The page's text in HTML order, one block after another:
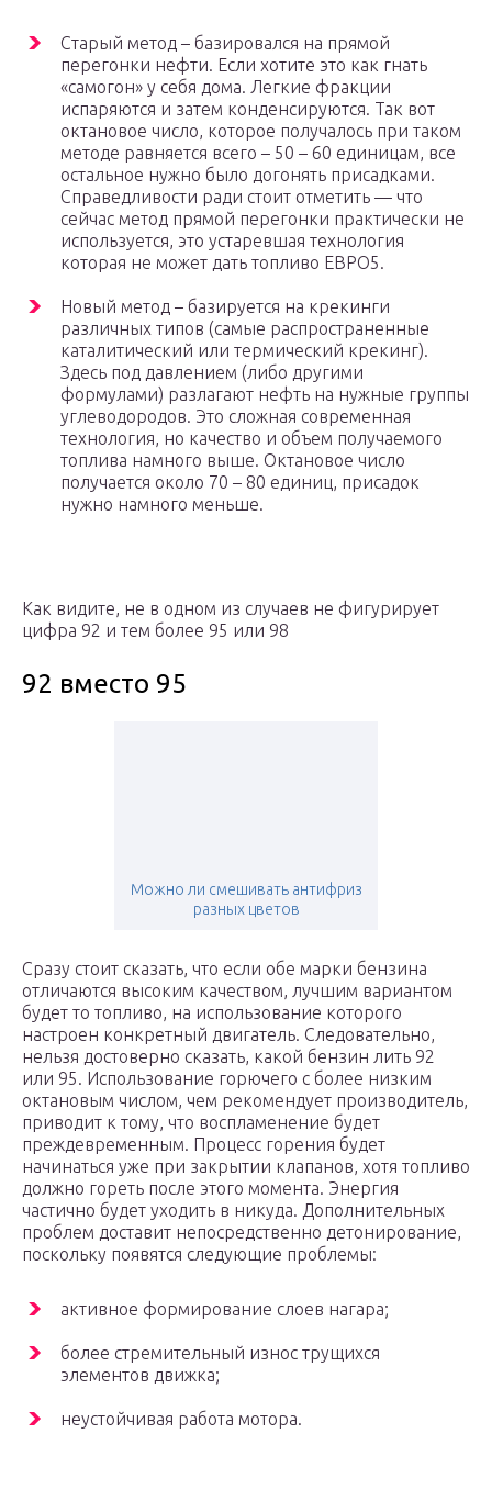
Старый метод – базировался на прямой
перегонки нефти. Если хотите это как гнать
«самогон» у себя дома. Легкие фракции
испаряются и затем конденсируются. Так вот
октановое число, которое получалось при таком
методе равняется всего – 50 – 60 единицам, все
остальное нужно было догонять присадками.
Справедливости ради стоит отметить — что
сейчас метод прямой перегонки практически не
используется, это устаревшая технология
которая не может дать топливо ЕВРО5.
Новый метод – базируется на крекинги
различных типов (самые распространенные
каталитический или термический крекинг).
Здесь под давлением (либо другими
формулами) разлагают нефть на нужные группы
углеводородов. Это сложная современная
технология, но качество и объем получаемого
топлива намного выше. Октановое число
получается около 70 – 80 единиц, присадок
нужно намного меньше.
Как видите, не в одном из случаев не фигурирует
цифра 92 и тем более 95 или 98
92 вместо 95
Можно ли смешивать антифриз
разных цветов
Сразу стоит сказать, что если обе марки бензина
отличаются высоким качеством, лучшим вариантом
будет то топливо, на использование которого
настроен конкретный двигатель. Следовательно,
нельзя достоверно сказать, какой бензин лить 92
или 95. Использование горючего с более низким
октановым числом, чем рекомендует производитель,
приводит к тому, что воспламенение будет
преждевременным. Процесс горения будет
начинаться уже при закрытии клапанов, хотя топливо
должно гореть после этого момента. Энергия
частично будет уходить в никуда. Дополнительных
проблем доставит непосредственно детонирование,
поскольку появятся следующие проблемы:
активное формирование слоев нагара;
более стремительный износ трущихся
элементов движка;
неустойчивая работа мотора.